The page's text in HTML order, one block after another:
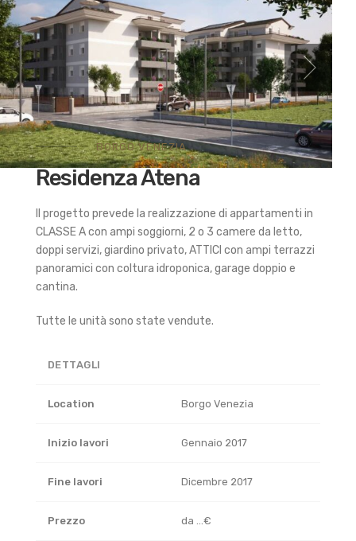
BORGO VENEZIA
Residenza Atena
Il progetto prevede la realizzazione di appartamenti in
CLASSE A con ampi soggiorni, 2 o 3 camere da letto,
doppi servizi, giardino privato, ATTICI con ampi terrazzi
panoramici con coltura idroponica, garage doppio e
cantina.
Tutte le unità sono state vendute.
DETTAGLI
Location Borgo Venezia
Inizio lavori Gennaio 2017
Fine lavori Dicembre 2017
Prezzo da ...€